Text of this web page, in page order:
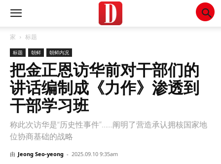
家 标题
标题 朝鲜 朝鲜内况
把金正恩访华前对干部们的
讲话编制成《力作》渗透到
干部学习班
称此次访华是“历史性事件”……阐明了营造承认拥核国家地
位协商基础的战略
由 Jeong Seo-yeong - 2025.09.10 9:35am